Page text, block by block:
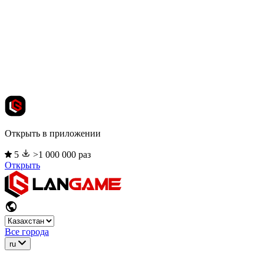
Открыть в приложении
5
>1 000 000 раз
Открыть
Все города
ru